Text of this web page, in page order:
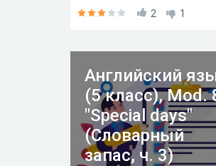
2 1
Английский
(5 класс), Mod.
"Special days"
(Словарный
запас, ч. 3)